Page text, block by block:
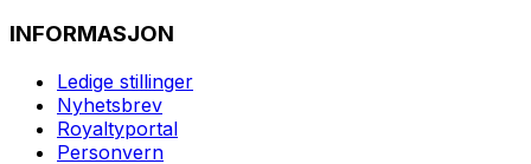
INFORMASJON
Ledige stillinger
Nyhetsbrev
Royaltyportal
Personvern